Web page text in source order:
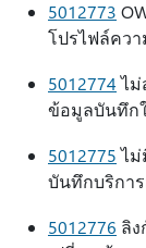
5012773
โปรไฟล์คว
5012774ไม่
ข้อมูลบันทึกใ
5012775ไม่
บันทึกบริกา
5012776 ลิง